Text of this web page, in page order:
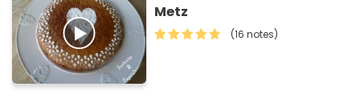
Metz
(16 notes)